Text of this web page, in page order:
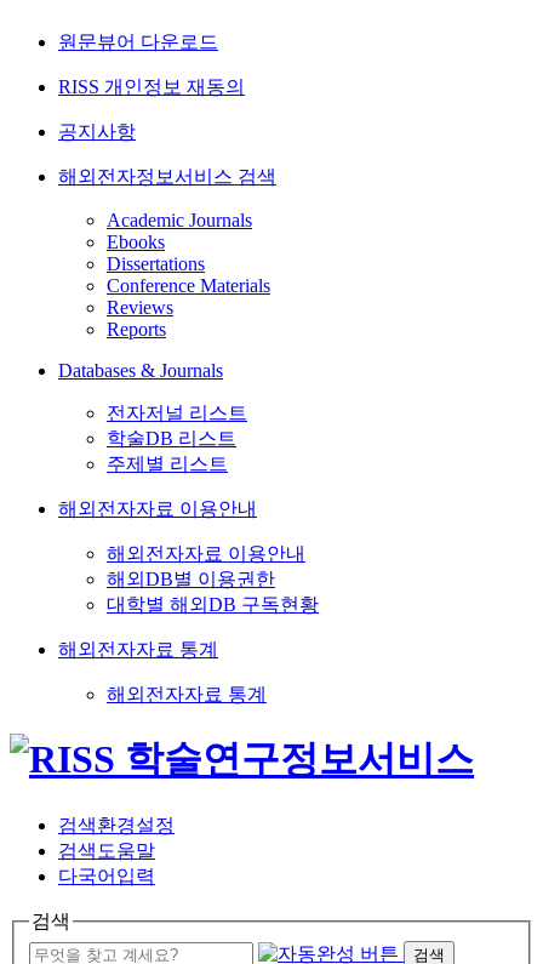
원문뷰어 다운로드
RISS 개인정보 재동의
공지사항
해외전자정보서비스 검색
Academic Journals
Ebooks
Dissertations
Conference Materials
Reviews
Reports
Databases & Journals
전자저널 리스트
학술DB 리스트
주제별 리스트
해외전자자료 이용안내
해외전자자료 이용안내
해외DB별 이용권한
대학별 해외DB 구독현황
해외전자자료 통계
해외전자자료 통계
검색환경설정
검색도움말
다국어입력
검색
검색